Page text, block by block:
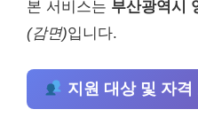
본 서비스는 부산광역시
(감면)입니다.
지원 대상 및 자격